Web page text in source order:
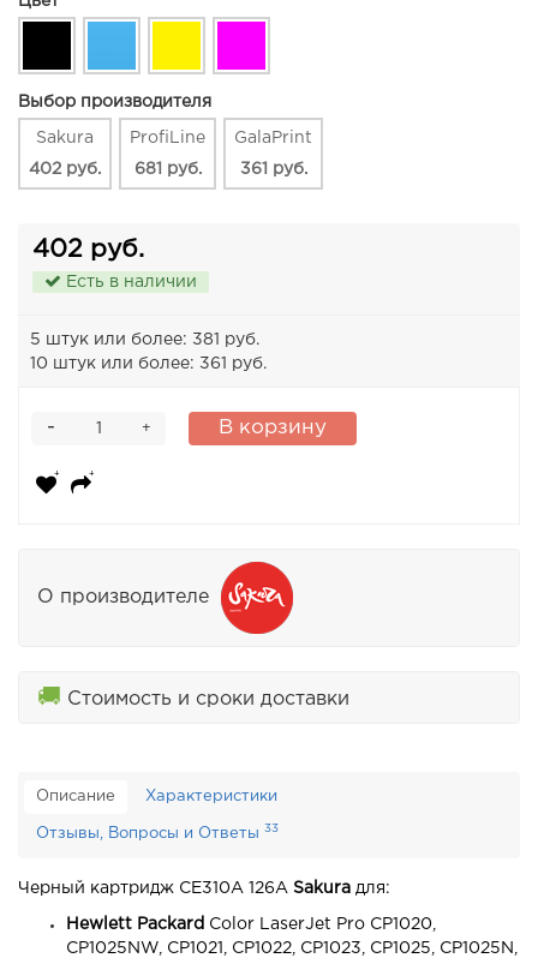
Выбор производителя
Sakura
402 руб.
ProfiLine
681 руб.
GalaPrint
361 руб.
402 руб.
Есть в наличии
5 штук или более: 381 руб.
10 штук или более: 361 руб.
+
- В корзину
О производителе
🚚 Стоимость и сроки доставки
Описание Характеристики
Отзывы, Вопросы и Ответы 33
Черный картридж CE310A 126A Sakura для:
Hewlett Packard Color LaserJet Pro CP1020,
CP1025NW, CP1021, CP1022, CP1023, CP1025, CP1025N,